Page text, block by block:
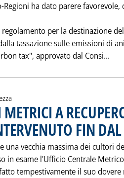
Regioni ha dato parere favorevole,
per la destinazione
tassazione sulle emissioni di
tax", approvato dal Consi...
A
FIN
una vecchia massima dei cultori
in esame l'Ufficio Centrale
tempestivamente il suo dovere